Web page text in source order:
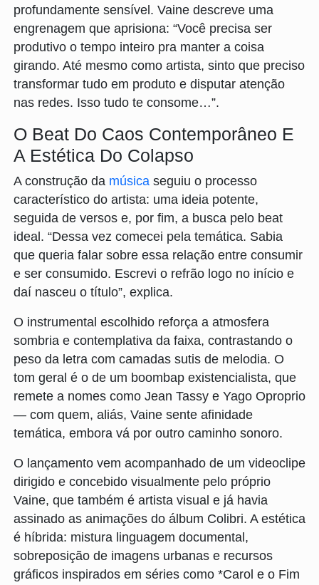
profundamente sensível. Vaine descreve uma
engrenagem que aprisiona: “Você precisa ser
produtivo o tempo inteiro pra manter a coisa
girando. Até mesmo como artista, sinto que preciso
transformar tudo em produto e disputar atenção
nas redes. Isso tudo te consome…”.
O Beat Do Caos Contemporâneo E
A Estética Do Colapso
A construção da música seguiu o processo
característico do artista: uma ideia potente,
seguida de versos e, por fim, a busca pelo beat
ideal. “Dessa vez comecei pela temática. Sabia
que queria falar sobre essa relação entre consumir
e ser consumido. Escrevi o refrão logo no início e
daí nasceu o título”, explica.
O instrumental escolhido reforça a atmosfera
sombria e contemplativa da faixa, contrastando o
peso da letra com camadas sutis de melodia. O
tom geral é o de um boombap existencialista, que
remete a nomes como Jean Tassy e Yago Oproprio
— com quem, aliás, Vaine sente afinidade
temática, embora vá por outro caminho sonoro.
O lançamento vem acompanhado de um videoclipe
dirigido e concebido visualmente pelo próprio
Vaine, que também é artista visual e já havia
assinado as animações do álbum Colibri. A estética
é híbrida: mistura linguagem documental,
sobreposição de imagens urbanas e recursos
gráficos inspirados em séries como *Carol e o Fim